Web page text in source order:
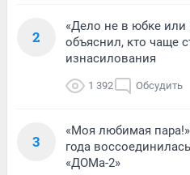
2
«Дело не в юбке или
объяснил, кто чаще
изнасилования
1 392 Обсудить
3
«Моя любимая
года
«ДОМа-2»